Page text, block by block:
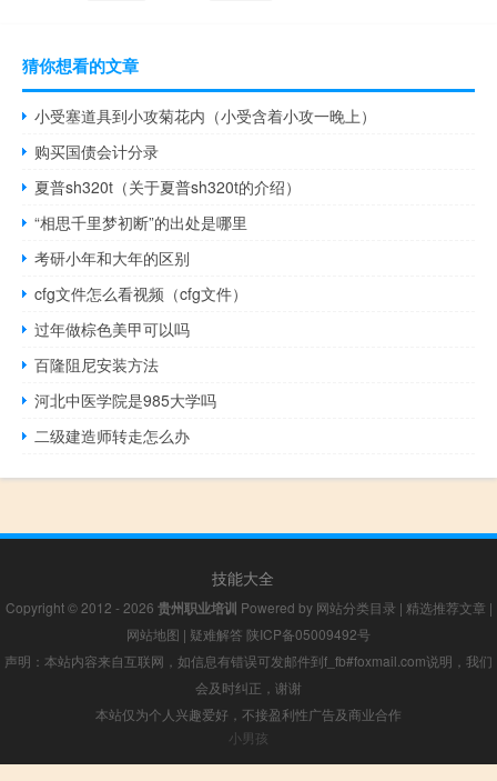
猜你想看的文章
小受塞道具到小攻菊花内（小受含着小攻一晚上）
购买国债会计分录
夏普sh320t（关于夏普sh320t的介绍）
“相思千里梦初断”的出处是哪里
考研小年和大年的区别
cfg文件怎么看视频（cfg文件）
过年做棕色美甲可以吗
百隆阻尼安装方法
河北中医学院是985大学吗
二级建造师转走怎么办
技能大全
Copyright © 2012 - 2026 贵州职业培训 Powered by 网站分类目录 | 精选推荐文章 |
网站地图 | 疑难解答 陕ICP备05009492号
声明：本站内容来自互联网，如信息有错误可发邮件到f_fb#foxmail.com说明，我们
会及时纠正，谢谢
本站仅为个人兴趣爱好，不接盈利性广告及商业合作
小男孩